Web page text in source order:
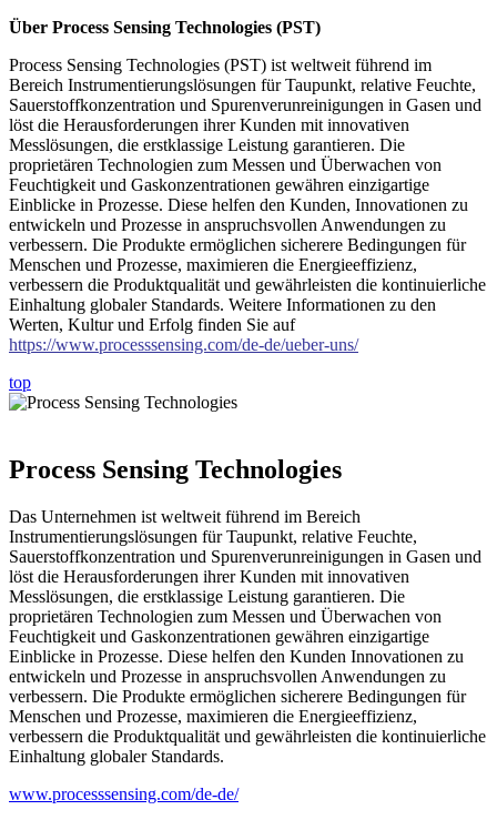
Über Process Sensing Technologies (PST)
Process Sensing Technologies (PST) ist weltweit führend im
Bereich Instrumentierungslösungen für Taupunkt, relative Feuchte,
Sauerstoffkonzentration und Spurenverunreinigungen in Gasen und
löst die Herausforderungen ihrer Kunden mit innovativen
Messlösungen, die erstklassige Leistung garantieren. Die
proprietären Technologien zum Messen und Überwachen von
Feuchtigkeit und Gaskonzentrationen gewähren einzigartige
Einblicke in Prozesse. Diese helfen den Kunden, Innovationen zu
entwickeln und Prozesse in anspruchsvollen Anwendungen zu
verbessern. Die Produkte ermöglichen sicherere Bedingungen für
Menschen und Prozesse, maximieren die Energieeffizienz,
verbessern die Produktqualität und gewährleisten die kontinuierliche
Einhaltung globaler Standards. Weitere Informationen zu den
Werten, Kultur und Erfolg finden Sie auf
https://www.processsensing.com/de-de/ueber-uns/
top
Process Sensing Technologies
Das Unternehmen ist weltweit führend im Bereich
Instrumentierungslösungen für Taupunkt, relative Feuchte,
Sauerstoffkonzentration und Spurenverunreinigungen in Gasen und
löst die Herausforderungen ihrer Kunden mit innovativen
Messlösungen, die erstklassige Leistung garantieren. Die
proprietären Technologien zum Messen und Überwachen von
Feuchtigkeit und Gaskonzentrationen gewähren einzigartige
Einblicke in Prozesse. Diese helfen den Kunden Innovationen zu
entwickeln und Prozesse in anspruchsvollen Anwendungen zu
verbessern. Die Produkte ermöglichen sicherere Bedingungen für
Menschen und Prozesse, maximieren die Energieeffizienz,
verbessern die Produktqualität und gewährleisten die kontinuierliche
Einhaltung globaler Standards.
www.processsensing.com/de-de/